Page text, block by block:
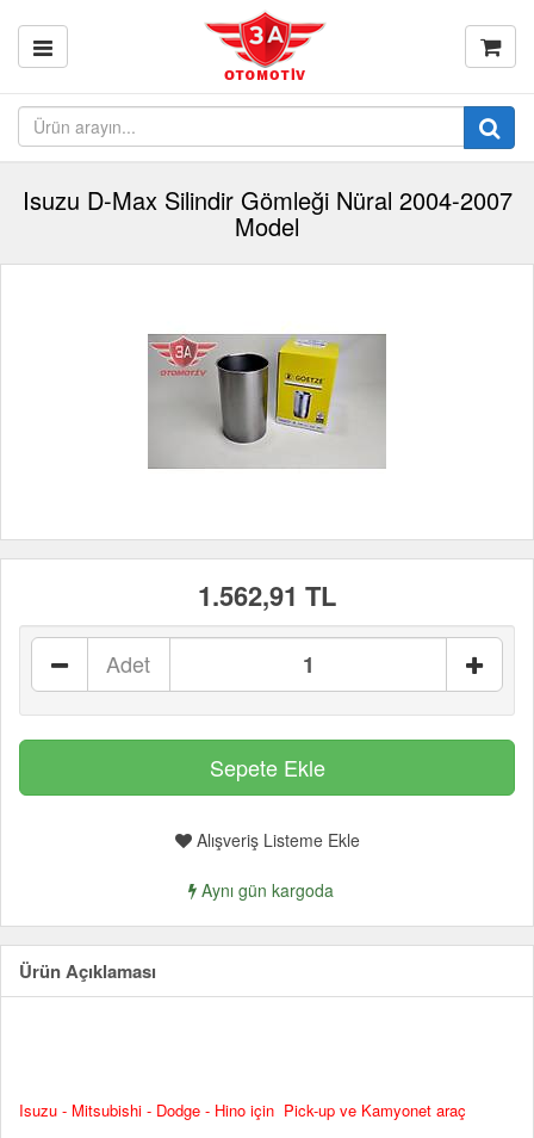
Isuzu D-Max Silindir Gömleği Nüral 2004-2007
Model
1.562,91 TL
Adet
Alışveriş Listeme Ekle
Aynı gün kargoda
Ürün Açıklaması
Isuzu - Mitsubishi - Dodge - Hino için Pick-up ve Kamyonet araç